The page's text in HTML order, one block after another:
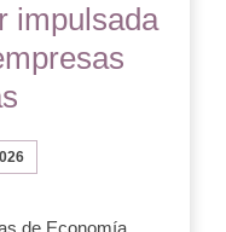
impulsada
de Economía